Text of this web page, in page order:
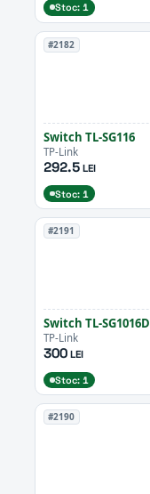
Stoc: 1
#2182
Switch TL-SG116
TP-Link
292.5LEI
Stoc: 1
#2191
Switch TL-SG1016D
TP-Link
300LEI
Stoc: 1
#2190